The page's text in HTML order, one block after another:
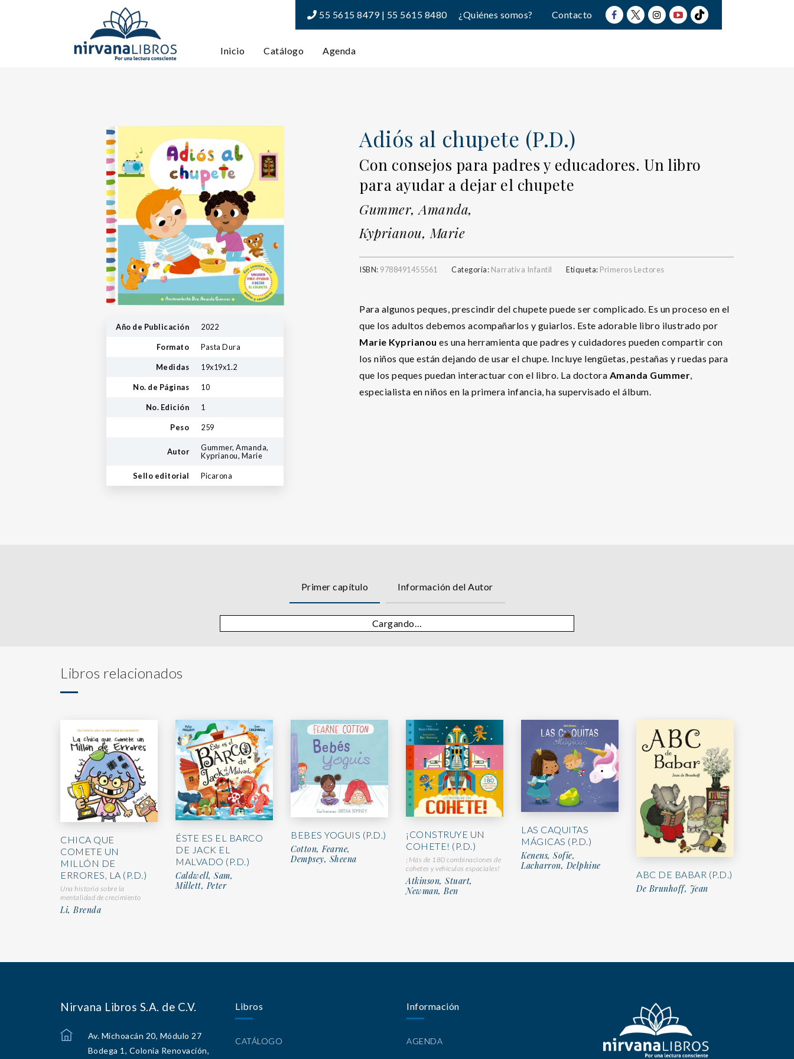
55 5615 8479 | 55 5615 8480 ¿Quiénes somos? Contacto
Inicio Catálogo Agenda
Año de Publicación 2022
Formato Pasta Dura
Medidas 19x19x1.2
No. de Páginas 10
No. Edición 1
Peso 259
Autor
Gummer, Amanda,
Kyprianou, Marie
Sello editorial Picarona
Adiós al chupete (P.D.)
Con consejos para padres y educadores. Un libro
para ayudar a dejar el chupete
Gummer, Amanda,
Kyprianou, Marie
ISBN: 9788491455561 Categoría: Narrativa Infantil Etiqueta: Primeros Lectores
Para algunos peques, prescindir del chupete puede ser complicado. Es un proceso en el
que los adultos debemos acompañarlos y guiarlos. Este adorable libro ilustrado por
Marie Kyprianou es una herramienta que padres y cuidadores pueden compartir con
los niños que están dejando de usar el chupe. Incluye lengüetas, pestañas y ruedas para
que los peques puedan interactuar con el libro. La doctora Amanda Gummer,
especialista en niños en la primera infancia, ha supervisado el álbum.
Primer capítulo Información del Autor
Cargando…
Libros relacionados
CHICA QUE
COMETE UN
MILLÓN DE
ERRORES, LA (P.D.)
Una historia sobre la
mentalidad de crecimiento
Li, Brenda
ÉSTE ES EL BARCO
DE JACK EL
MALVADO (P.D.)
Caldwell, Sam,
Millett, Peter
BEBES YOGUIS (P.D.)
Cotton, Fearne,
Dempsey, Sheena
¡CONSTRUYE UN
COHETE! (P.D.)
¡Más de 180 combinaciones de
cohetes y vehículos espaciales!
Atkinson, Stuart,
Newman, Ben
LAS CAQUITAS
MÁGICAS (P.D.)
Kenens, Sofie,
Lacharron, Delphine
ABC DE BABAR (P.D.)
De Brunhoff, Jean
Nirvana Libros S.A. de C.V.
Av. Michoacán 20, Módulo 27
Bodega 1, Colonia Renovación,
Libros
CATÁLOGO
Información
AGENDA